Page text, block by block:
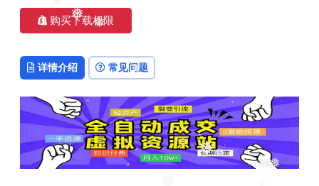
❅
❅
❅
❅
❅
购买下载权限
详情介绍 常见问题